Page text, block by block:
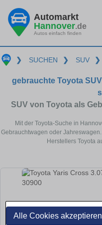
Alle Cookies akzeptieren
Automarkt
Hannover.de
Autos einfach finden
❯ SUCHEN ❯ SUV ❯
gebrauchte Toyota
SUV von Toyota als
Mit der Toyota-Suche in
Gebrauchtwagen oder
Herstellers Toyota